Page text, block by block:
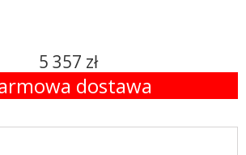
5 357 zł
dostawa